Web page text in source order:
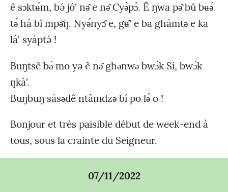
ê sɔktʉ́m, bə́ jó' nǝ̂ e nǝ̂ Cyǝ̀pɔ̀. Ê ŋwa pǝ̂ bǔ bʉǝ́
tǝ́ há bî mpǝ̌ŋ. Nyǝ́nyɔ̂ e, gʉ̂' e ba ghámtǝ e ka
lá' syáptə́ !
Buŋtsê bǝ́ mo yə ê nǝ̂ ghǝnwǝ bwɔ́k Sí, bwɔ́k
ŋkà'.
Buŋbuŋ sásǝdê ntâmdzǝ bí po lǝ́ o !
Bonjour et très paisible début de week-end à
tous, sous la crainte du Seigneur.
07/11/2022